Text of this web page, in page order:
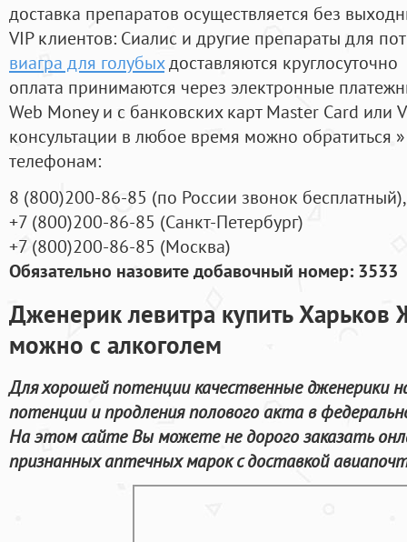
доставка препаратов осуществляется без
VIP клиентов: Сиалис и другие препараты для
виагра для голубыхдоставляются круглосуточно
оплата принимаются через электронные
Web Money и с банковских карт Master Card или
консультации в любое время можно обратиться
телефонам:
8 (800)200-86-85 (по России звонок бесплатный),
+7 (800)200-86-85 (Санкт-Петербург)
+7 (800)200-86-85 (Москва)
Обязательно назовите добавочный номер: 3533
Дженерик левитра купить Харьков
можно с алкоголем
Для хорошей потенции качественные дженерики
потенции и продления полового акта в
На этом сайте Вы можете не дорого заказать
признанных аптечных марок с доставкой